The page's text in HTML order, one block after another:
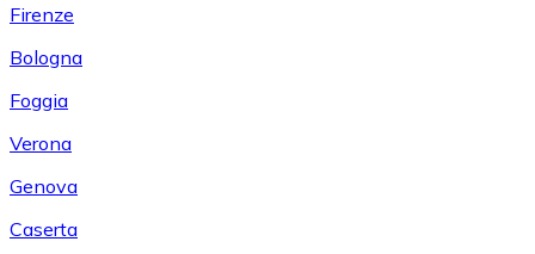
Firenze
Bologna
Foggia
Verona
Genova
Caserta